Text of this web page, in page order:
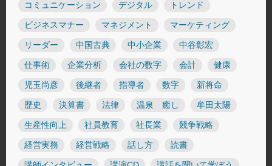
コミュニケーション デジタル トレンド
ビジネスマナー マネジメント マーケティング
リーダー 中国古典 中小企業 中谷彰宏
仕事術 企業分析 会社の数字 会計 健康
児玉尚彦 後継者 指導者 数字 新将命
歴史 決算書 法律 温泉 癒し 牟田太陽
生産性向上 社員教育 社長業 競争戦略
経営実務 経営戦略 話し方 読書